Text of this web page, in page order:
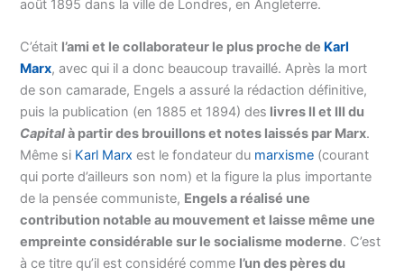
août 1895 dans la ville de Londres, en Angleterre.
C’était l’ami et le collaborateur le plus proche de Karl
Marx, avec qui il a donc beaucoup travaillé. Après la mort
de son camarade, Engels a assuré la rédaction définitive,
puis la publication (en 1885 et 1894) des livres II et III du
Capitalà partir des brouillons et notes laissés par Marx.
Même si Karl Marx est le fondateur du marxisme (courant
qui porte d’ailleurs son nom) et la figure la plus importante
de la pensée communiste, Engels a réalisé une
contribution notable au mouvement et laisse même une
empreinte considérable sur le socialisme moderne. C’est
à ce titre qu’il est considéré comme l’un des pères du